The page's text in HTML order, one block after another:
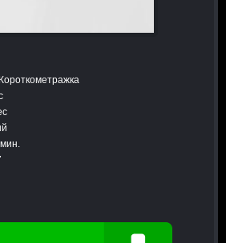
Короткометражка